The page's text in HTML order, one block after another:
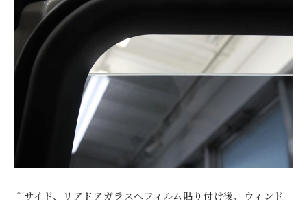
↑サイド、リアドアガラスへフィルム貼り付け後、ウィンド